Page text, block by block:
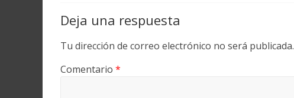
Deja una respuesta
Tu dirección de correo electrónico no será publicada.
Comentario *